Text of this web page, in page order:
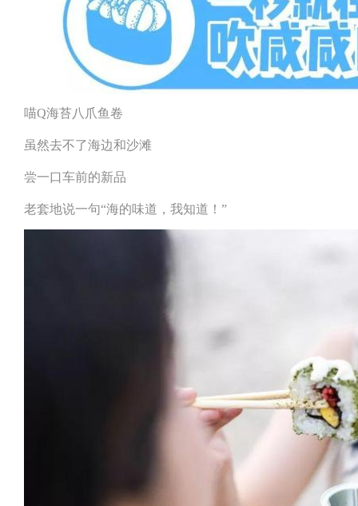
喵Q海苔八爪鱼卷
虽然去不了海边和沙滩
尝一口车前的新品
老套地说一句“海的味道，我知道！”